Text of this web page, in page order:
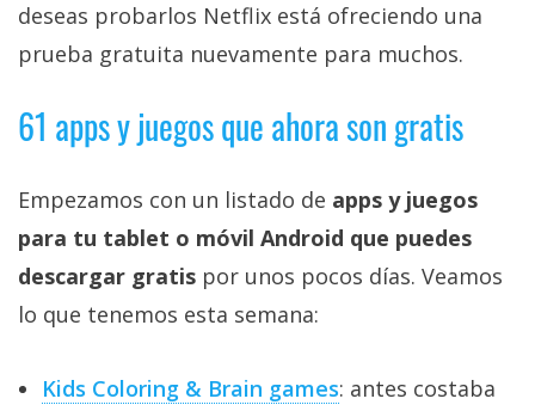
deseas probarlos Netflix está ofreciendo una
prueba gratuita nuevamente para muchos.
61 apps y juegos que ahora son gratis
Empezamos con un listado de apps y juegos
para tu tablet o móvil Android que puedes
descargar gratis por unos pocos días. Veamos
lo que tenemos esta semana:
Kids Coloring & Brain games: antes costaba